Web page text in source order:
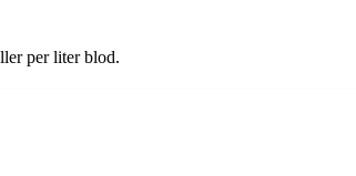
per liter blod.